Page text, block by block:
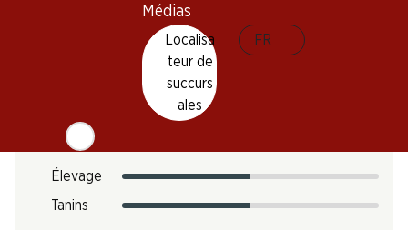
Médias
Localisa
teur de
succurs
ales
FR
Intensité
Élevage
Tanins